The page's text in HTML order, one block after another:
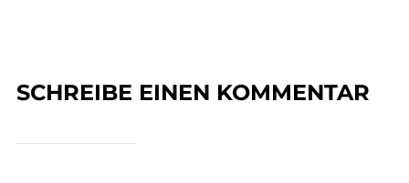
SCHREIBE EINEN KOMMENTAR